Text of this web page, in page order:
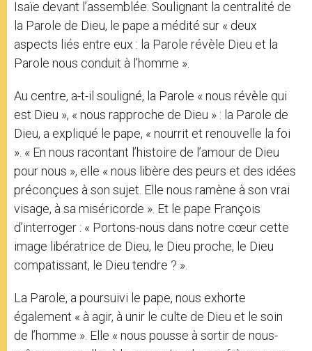
Isaïe devant l’assemblée. Soulignant la centralité de
la Parole de Dieu, le pape a médité sur « deux
aspects liés entre eux : la Parole révèle Dieu et la
Parole nous conduit à l’homme ».
Au centre, a-t-il souligné, la Parole « nous révèle qui
est Dieu », « nous rapproche de Dieu » : la Parole de
Dieu, a expliqué le pape, « nourrit et renouvelle la foi
». « En nous racontant l’histoire de l’amour de Dieu
pour nous », elle « nous libère des peurs et des idées
préconçues à son sujet. Elle nous ramène à son vrai
visage, à sa miséricorde ». Et le pape François
d’interroger : « Portons-nous dans notre cœur cette
image libératrice de Dieu, le Dieu proche, le Dieu
compatissant, le Dieu tendre ? ».
La Parole, a poursuivi le pape, nous exhorte
également « à agir, à unir le culte de Dieu et le soin
de l’homme ». Elle « nous pousse à sortir de nous-